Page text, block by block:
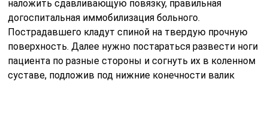
наложить сдавливающую повязку, правильная
догоспитальная иммобилизация больного.
Пострадавшего кладут спиной на твердую прочную
поверхность. Далее нужно постараться развести ноги
пациента по разные стороны и согнуть их в коленном
суставе, подложив под нижние конечности валик